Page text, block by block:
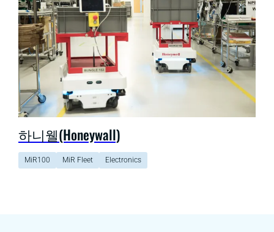
하니웰(Honeywall)
MiR100 MiR Fleet Electronics